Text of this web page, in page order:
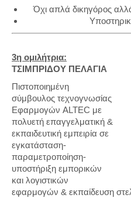
Όχι απλά δικηγόρος
3η ομιλήτρια:
ΤΣΙΜΠΡΙΔΟΥ ΠΕΛΑΓΙΑ
Πιστοποιημένη
σύμβουλος τεχνογνωσίας
Εφαρμογών ALTEC με
πολυετή επαγγελματική &
εκπαιδευτική εμπειρία σε
εγκατάσταση-
παραμετροποίηση-
υποστήριξη εμπορικών
και λογιστικών
εφαρμογών & εκπαίδευση